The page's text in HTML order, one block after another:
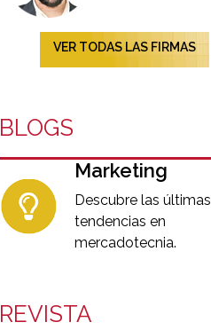
VER TODAS LAS FIRMAS
BLOGS
Marketing
Descubre las últimas
tendencias en
mercadotecnia.
REVISTA